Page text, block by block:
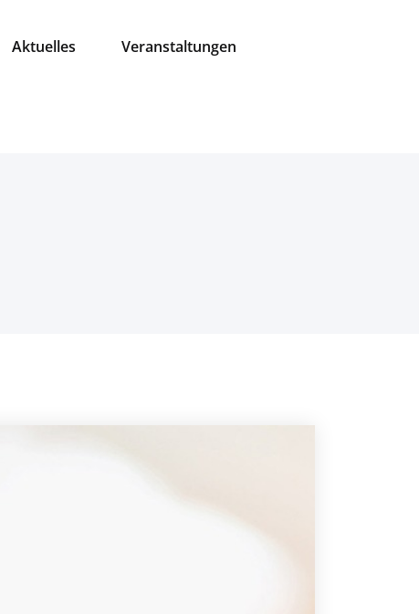
Aktuelles Veranstaltungen